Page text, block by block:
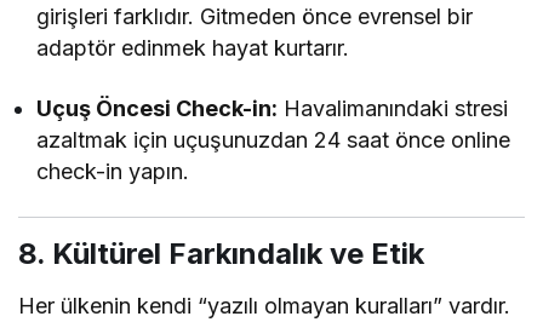
girişleri farklıdır. Gitmeden önce evrensel bir
adaptör edinmek hayat kurtarır.
Uçuş Öncesi Check-in: Havalimanındaki stresi
azaltmak için uçuşunuzdan 24 saat önce online
check-in yapın.
8. Kültürel Farkındalık ve Etik
Her ülkenin kendi “yazılı olmayan kuralları” vardır.